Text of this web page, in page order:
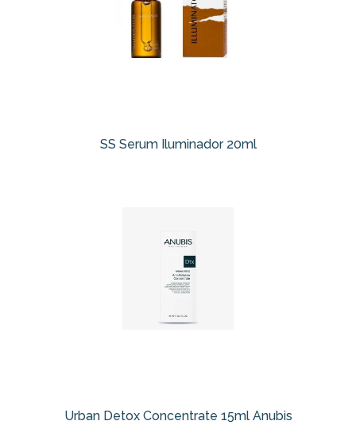
SS Serum Iluminador 20ml
Urban Detox Concentrate 15ml Anubis